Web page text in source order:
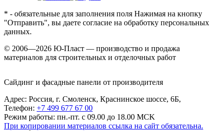
* - обязательные для заполнения поля Нажимая на кнопку
"Отправить", вы даете согласие на обработку персональных
данных.
© 2006—2026 Ю-Пласт — производство и продажа
материалов для строительных и отделочных работ
Сайдинг и фасадные панели от производителя
Адрес: Россия, г. Смоленск, Краснинское шоссе, 6Б,
Телефон: +7 499 677 67 00
Режим работы: пн.-пт. с 09.00 до 18.00 MCK
При копировании материалов ссылка на сайт обязательна.